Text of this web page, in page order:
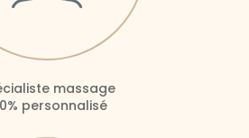
massage
personnalisé